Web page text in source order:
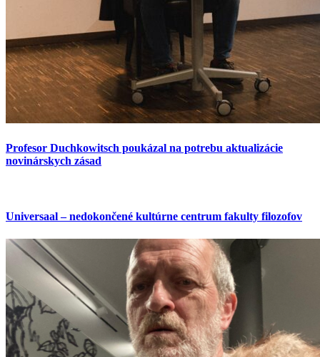
Profesor Duchkowitsch poukázal na potrebu aktualizácie
novinárskych zásad
Universaal – nedokončené kultúrne centrum fakulty filozofov